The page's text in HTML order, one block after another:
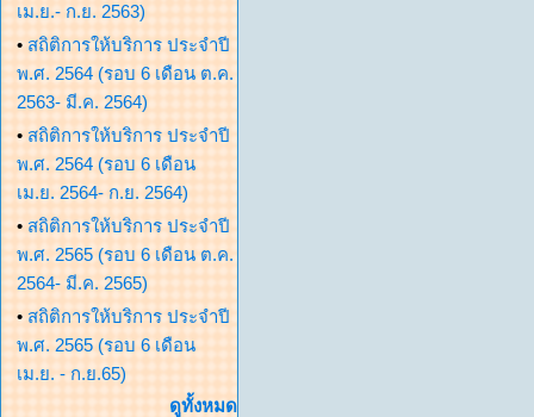
เม.ย.- ก.ย. 2563)
• สถิติการให้บริการ ประจำปี
พ.ศ. 2564 (รอบ 6 เดือน ต.ค.
2563- มี.ค. 2564)
• สถิติการให้บริการ ประจำปี
พ.ศ. 2564 (รอบ 6 เดือน
เม.ย. 2564- ก.ย. 2564)
• สถิติการให้บริการ ประจำปี
พ.ศ. 2565 (รอบ 6 เดือน ต.ค.
2564- มี.ค. 2565)
• สถิติการให้บริการ ประจำปี
พ.ศ. 2565 (รอบ 6 เดือน
เม.ย. - ก.ย.65)
ดูทั้งหมด